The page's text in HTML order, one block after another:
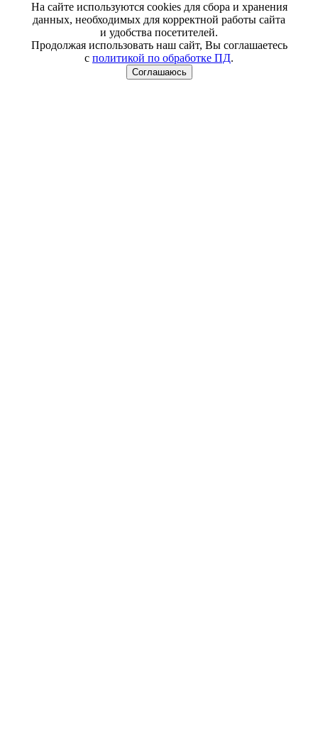
На сайте используются cookies для сбора и хранения
данных, необходимых для корректной работы сайта
и удобства посетителей.
Продолжая использовать наш сайт, Вы соглашаетесь
с политикой по обработке ПД.
Соглашаюсь